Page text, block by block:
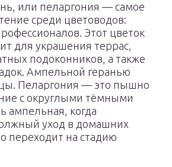
или пеларгония — самое
среди цветоводов:
Этот цветок
для украшения террас,
подоконников, а также
Ампельной геранью
Пеларгония — это пышно
с округлыми тёмными
ампельная, когда
уход в домашних
переходит на стадию